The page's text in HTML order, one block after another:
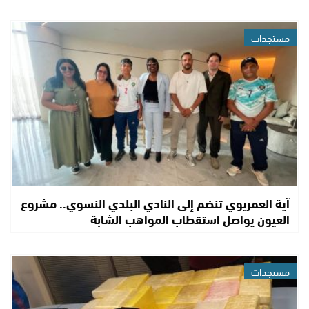
مستجدات
آية العمريوي تنضم إلى النادي البلدي النسوي.. مشروع
العيون يواصل استقطاب المواهب الشابة
مستجدات